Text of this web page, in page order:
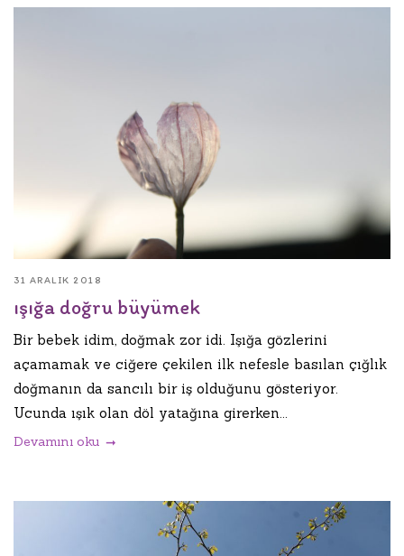
31 ARALIK 2018
ışığa doğru büyümek
Bir bebek idim, doğmak zor idi. Işığa gözlerini
açamamak ve ciğere çekilen ilk nefesle basılan çığlık
doğmanın da sancılı bir iş olduğunu gösteriyor.
Ucunda ışık olan döl yatağına girerken...
Devamını oku